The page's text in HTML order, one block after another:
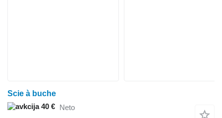
Scie à buche
40 € Neto